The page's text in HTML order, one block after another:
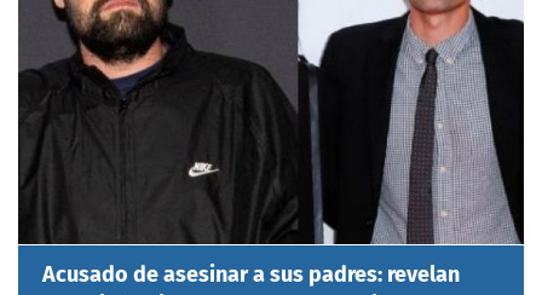
Acusado de asesinar a sus padres: revelan